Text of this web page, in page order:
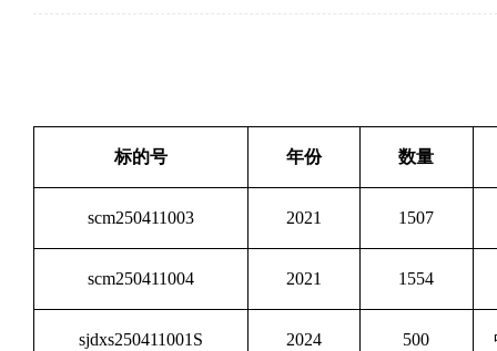
标的号 年份 数量
scm250411003 2021 1507
scm250411004 2021 1554
sjdxs250411001S 2024 500